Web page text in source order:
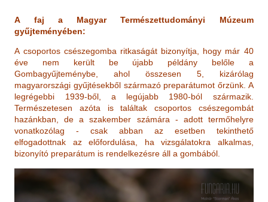
A faj a Magyar Természettudományi Múzeum
gyűjteményében:
A csoportos csészegomba ritkaságát bizonyítja, hogy már 40
éve nem került be újabb példány belőle a
Gombagyűjteménybe, ahol összesen 5, kizárólag
magyarországi gyűjtésekből származó preparátumot őrzünk. A
legrégebbi 1939-ből, a legújabb 1980-ból származik.
Természetesen azóta is találtak csoportos csészegombát
hazánkban, de a szakember számára - adott termőhelyre
vonatkozólag - csak abban az esetben tekinthető
elfogadottnak az előfordulása, ha vizsgálatokra alkalmas,
bizonyító preparátum is rendelkezésre áll a gombából.